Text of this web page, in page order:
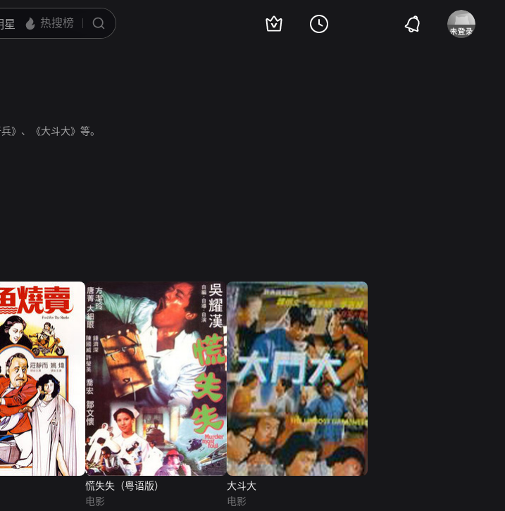
》、《大斗大》等。
慌失失（粤语版）
电影
大斗大
电影